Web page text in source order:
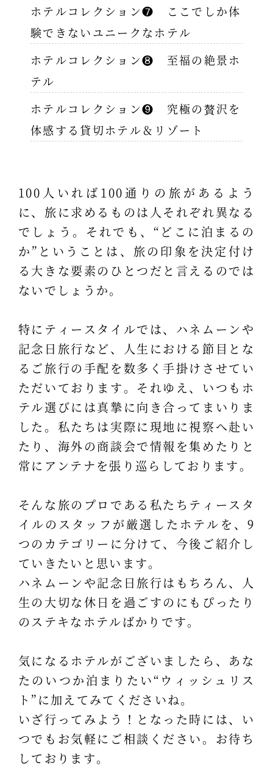
ホテルコレクション❼ ここでしか体
験できないユニークなホテル
ホテルコレクション❽ 至福の絶景ホ
テル
ホテルコレクション❾ 究極の贅沢を
体感する貸切ホテル＆リゾート
100人いれば100通りの旅があるよう
に、旅に求めるものは人それぞれ異なる
でしょう。それでも、“どこに泊まるの
か”ということは、旅の印象を決定付け
る大きな要素のひとつだと言えるのでは
ないでしょうか。
特にティースタイルでは、ハネムーンや
記念日旅行など、人生における節目とな
るご旅行の手配を数多く手掛けさせてい
ただいております。それゆえ、いつもホ
テル選びには真摯に向き合ってまいりま
した。私たちは実際に現地に視察へ赴い
たり、海外の商談会で情報を集めたりと
常にアンテナを張り巡らしております。
そんな旅のプロである私たちティースタ
イルのスタッフが厳選したホテルを、9
つのカテゴリーに分けて、今後ご紹介し
ていきたいと思います。
ハネムーンや記念日旅行はもちろん、人
生の大切な休日を過ごすのにもぴったり
のステキなホテルばかりです。
気になるホテルがございましたら、あな
たのいつか泊まりたい“ウィッシュリス
ト”に加えてみてくださいね。
いざ行ってみよう！となった時には、い
つでもお気軽にご相談ください。お待ち
しております。